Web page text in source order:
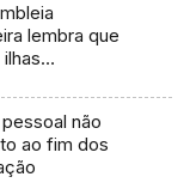
lembra que
não
ao fim dos